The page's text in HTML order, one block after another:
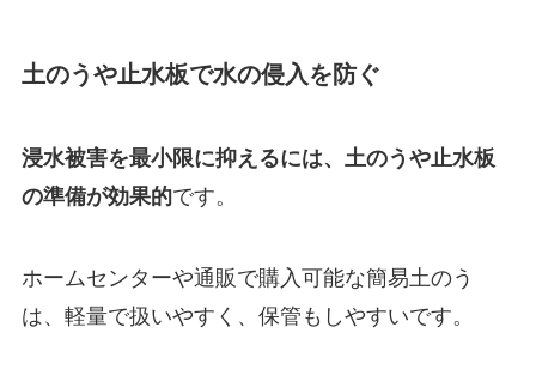
土のうや止水板で水の侵入を防ぐ
浸水被害を最小限に抑えるには、土のうや止水板
の準備が効果的です。
ホームセンターや通販で購入可能な簡易土のう
は、軽量で扱いやすく、保管もしやすいです。